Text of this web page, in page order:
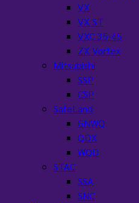
VX
VX ST
VXC 35-45
ZX Vortex
Mitsubishi
SSP
CSP
SafeLand
GNWQ
QDX
WQD
STAC
SSA
SNC